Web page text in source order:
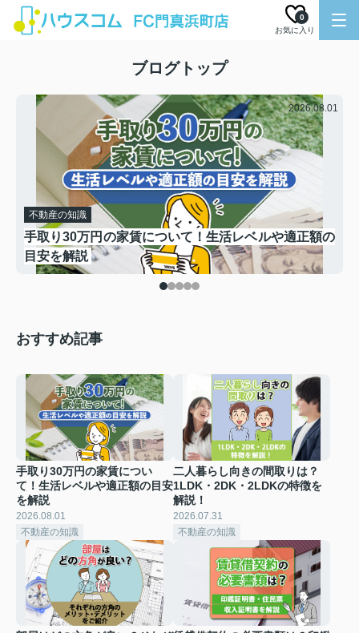
お気に入り
0
ブログトップ
2026.08.01
不動産の知識
手取り30万円の家賃について！生活レベルや適正額の
目安を解説
おすすめ記事
手取り30万円の家賃につい
て！生活レベルや適正額の目安
を解説
2026.08.01
不動産の知識
二人暮らし向きの間取りは？
1LDK・2DK・2LDKの特徴を
解説！
2026.07.31
不動産の知識